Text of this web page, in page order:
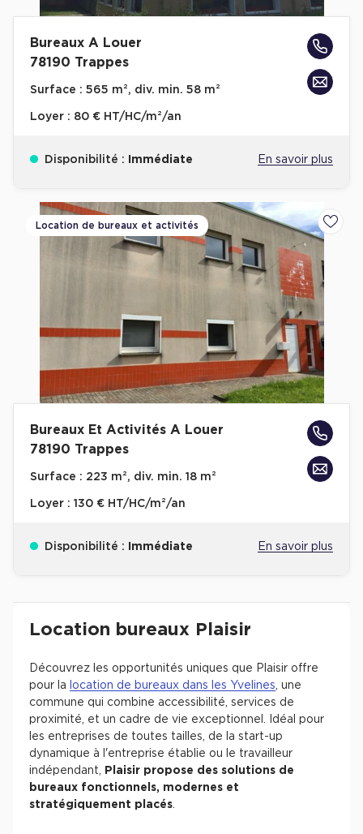
Plateaux opérés à Paris
Plateaux opérés à Lyon
Plateaux opérés à Neuilly-sur-Seine
Plateaux opérés à Boulogne-Billancourt
Collections Flex / Coworking
Bureaux privés avec terrasse
Guide & Conseils
Livrets blancs & Études
Bureaux A Louer
78190 Trappes
Surface : 565 m², div. min. 58 m²
Loyer : 80 € HT/HC/m²/an
Disponibilité : Immédiate En savoir plus
Location de bureaux et activités
Bureaux Et Activités A Louer
78190 Trappes
Surface : 223 m², div. min. 18 m²
Loyer : 130 € HT/HC/m²/an
Disponibilité : Immédiate En savoir plus
Revenir à l'accueil -
Location bureaux Plaisir
Découvrez les opportunités uniques que Plaisir offre
pour la
location de bureaux dans les Yvelines, une
commune qui combine accessibilité, services de
proximité, et un cadre de vie exceptionnel. Idéal pour
les entreprises de toutes tailles, de la start-up
dynamique à l'entreprise établie ou le travailleur
indépendant, Plaisir propose des solutions de
bureaux fonctionnels, modernes et
stratégiquement placés.